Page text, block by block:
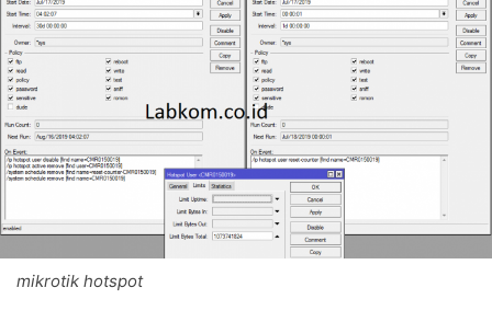
mikrotik hotspot